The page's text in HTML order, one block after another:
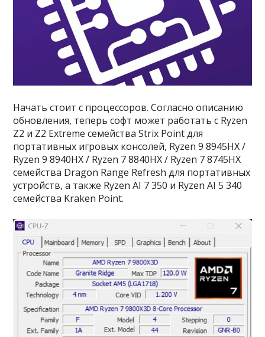
Начать стоит с процессоров. Согласно описанию
обновления, теперь софт может работать с Ryzen
Z2 и Z2 Extreme семейства Strix Point для
портативных игровых консолей, Ryzen 9 8945HX /
Ryzen 9 8940HX / Ryzen 7 8840HX / Ryzen 7 8745HX
семейства Dragon Range Refresh для портативных
устройств, а также Ryzen AI 7 350 и Ryzen AI 5 340
семейства Kraken Point.